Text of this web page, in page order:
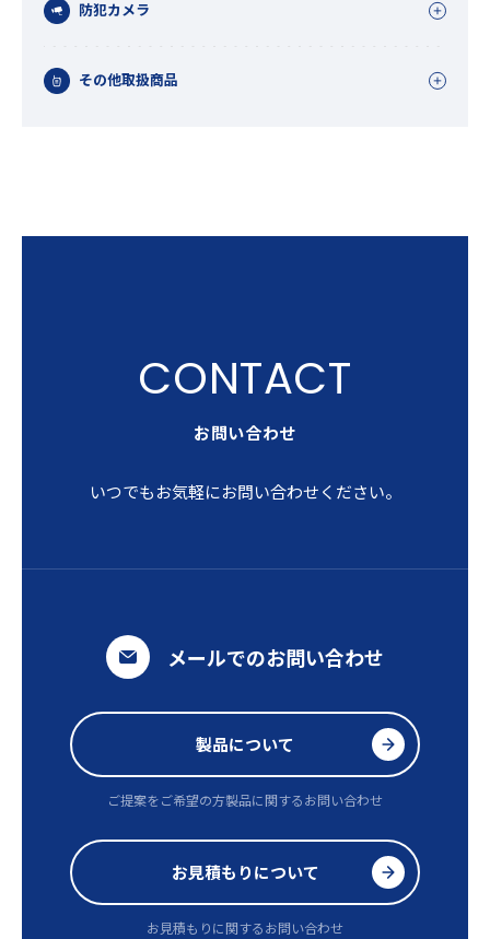
防犯カメラ
その他取扱商品
お問い合わせ
いつでもお気軽にお問い合わせください。
メールでのお問い合わせ
製品について
ご提案をご希望の方製品に関するお問い合わせ
お見積もりについて
お見積もりに関するお問い合わせ